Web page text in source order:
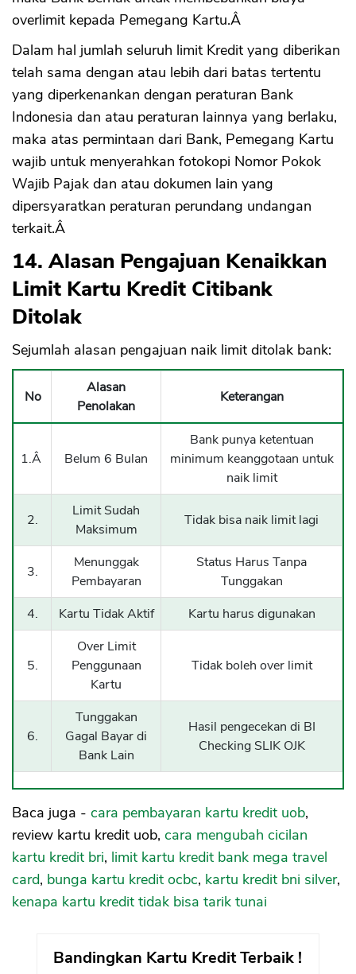
overlimit kepada Pemegang Kartu.Â
Dalam hal jumlah seluruh limit Kredit yang diberikan
telah sama dengan atau lebih dari batas tertentu
yang diperkenankan dengan peraturan Bank
Indonesia dan atau peraturan lainnya yang berlaku,
maka atas permintaan dari Bank, Pemegang Kartu
wajib untuk menyerahkan fotokopi Nomor Pokok
Wajib Pajak dan atau dokumen lain yang
dipersyaratkan peraturan perundang undangan
terkait.Â
14. Alasan Pengajuan Kenaikkan
Limit Kartu Kredit Citibank
Ditolak
Sejumlah alasan pengajuan naik limit ditolak bank:
No
Alasan
Penolakan
Keterangan
1.Â Belum 6 Bulan
Bank punya ketentuan
minimum keanggotaan untuk
naik limit
2.
Limit Sudah
Maksimum
Tidak bisa naik limit lagi
3.
Menunggak
Pembayaran
Status Harus Tanpa
Tunggakan
4.
Kartu Tidak Aktif Kartu harus digunakan
5.
Over Limit
Penggunaan
Kartu
Tidak boleh over limit
6.
Tunggakan
Gagal Bayar di
Bank Lain
Hasil pengecekan di BI
Checking SLIK OJK
Baca juga - cara pembayaran kartu kredit uob,
review kartu kredit uob, cara mengubah cicilan
kartu kredit bri, limit kartu kredit bank mega travel
card, bunga kartu kredit ocbc, kartu kredit bni silver,
kenapa kartu kredit tidak bisa tarik tunai
Bandingkan Kartu Kredit Terbaik !